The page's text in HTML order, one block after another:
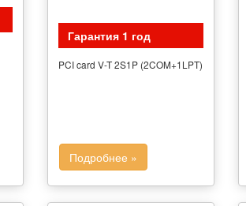
Гарантия 1 год
PCI card V-T 2S1P (2COM+1LPT)
Подробнее »